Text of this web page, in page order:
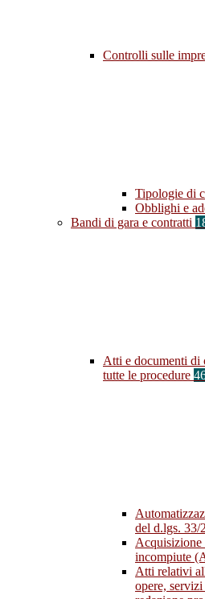
Controlli sulle
Tipologie di
Obblighi e
Bandi di gara e contratti
Atti e documenti di
tutte le procedure
del d.lgs. 33/
Acquisizione
incompiute
Atti relativi
opere,